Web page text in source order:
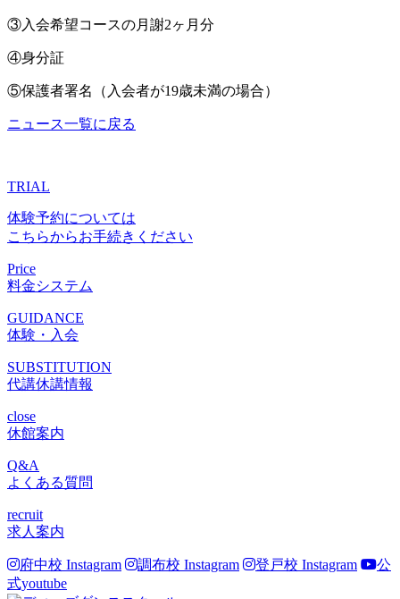
③入会希望コースの月謝2ヶ月分
④身分証
⑤保護者署名（入会者が19歳未満の場合）
ニュース一覧に戻る
TRIAL
体験予約については
こちらからお手続きください
Price
料金システム
GUIDANCE
体験・入会
SUBSTITUTION
代講休講情報
close
休館案内
Q&A
よくある質問
recruit
求人案内
府中校 Instagram 調布校 Instagram 登戸校 Instagram
公
式youtube